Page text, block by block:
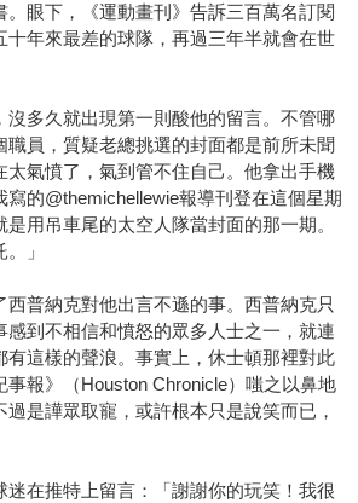
。眼下，《運動畫刊》告訴三百萬名訂閱
十年來最差的球隊，再過三年半就會在世
沒多久就出現第一則酸他的留言。不管哪
職員，質疑老總挑選的封面都是前所未聞
太氣憤了，氣到管不住自己。他拿出手機
的@themichellewie報導刊登在這個星期
用吊車尾的太空人隊當封面的那一期。
」
西普納克對他出言不遜的事。西普納克只
感到不相信和憤怒的眾多人士之一，就連
有這樣的聲浪。事實上，休士頓那裡對此
事報》（Houston Chronicle）嗤之以鼻地
是譁眾取寵，或許根本只是說笑而已，
迷在推特上留言：「謝謝你的玩笑！我很